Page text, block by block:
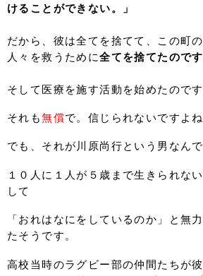
けることができない。」
だから、彼は全てを捨てて、この町
人々を救うために全てを捨てたのです
そして医療を施す活動を始めたのです
それも無償で。信じられないですよね
でも、それが川原尚行という男なんで
１０人に１人が５歳まで生きられな
して
「おれはなにをしているのか」と無
たそうです。
高校当時のラグビー部の仲間たちが